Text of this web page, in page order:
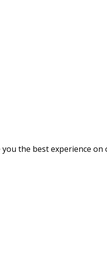
the best experience